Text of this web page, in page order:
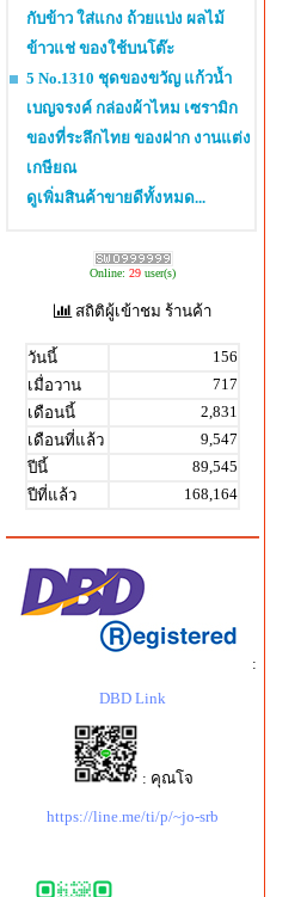
กับข้าว ใส่แกง ถ้วยแบ่ง ผลไม้
ข้าวแช่ ของใช้บนโต๊ะ
5 No.1310 ชุดของขวัญ แก้วน้ำ
เบญจรงค์ กล่องผ้าไหม เซรามิก
ของที่ระลึกไทย ของฝาก งานแต่ง
เกษียณ
ดูเพิ่มสินค้าขายดีทั้งหมด...
Online: 29 user(s)
สถิติผู้เข้าชม ร้านค้า
วันนี้
156
เมื่อวาน
717
เดือนนี้
2,831
เดือนที่แล้ว
9,547
ปีนี้
89,545
ปีที่แล้ว
168,164
:
DBD Link
: คุณโจ
https://line.me/ti/p/~jo-srb